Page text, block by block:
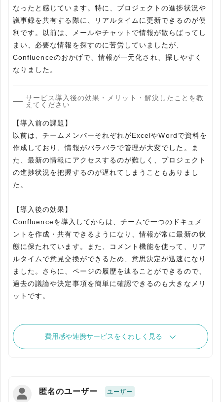
なったと感じています。特に、プロジェクトの進捗状況や
議事録を共有する際に、リアルタイムに更新できるのが便
利です。以前は、メールやチャットで情報が散らばってし
まい、必要な情報を探すのに苦労していましたが、
Confluenceのおかげで、情報が一元化され、探しやすく
なりました。
サービス導入後の効果・メリット・解決したことを教
えてください
【導入前の課題】
以前は、チームメンバーそれぞれがExcelやWordで資料を
作成しており、情報がバラバラで管理が大変でした。ま
た、最新の情報にアクセスするのが難しく、プロジェクト
の進捗状況を把握するのが遅れてしまうこともありまし
た。
【導入後の効果】
Confluenceを導入してからは、チームで一つのドキュメ
ントを作成・共有できるようになり、情報が常に最新の状
態に保たれています。また、コメント機能を使って、リア
ルタイムで意見交換ができるため、意思決定が迅速になり
ました。さらに、ページの履歴を辿ることができるので、
過去の議論や決定事項を簡単に確認できるのも大きなメリ
ットです。
費用感や連携サービスをくわしく見る
匿名のユーザー ユーザー